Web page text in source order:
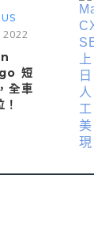
2022
短
全車